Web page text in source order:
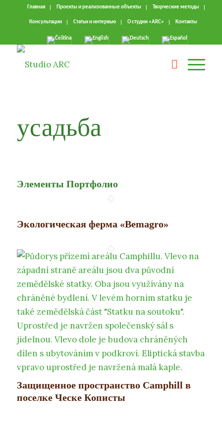
Главная Проекты и реализованные объекты Творческие методы
Консультации Статьи и интервью О студии «ARC» Kонтакты
усадьба
Элементы Портфолио
Экологическая ферма «Bemagro»
Защищенное пространство Camphill в
поселке Ческе Кописты